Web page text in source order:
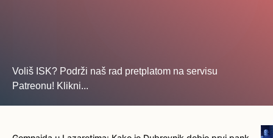
Voliš ISK? Podrži naš rad pretplatom na servisu
Patreonu! Klikni...